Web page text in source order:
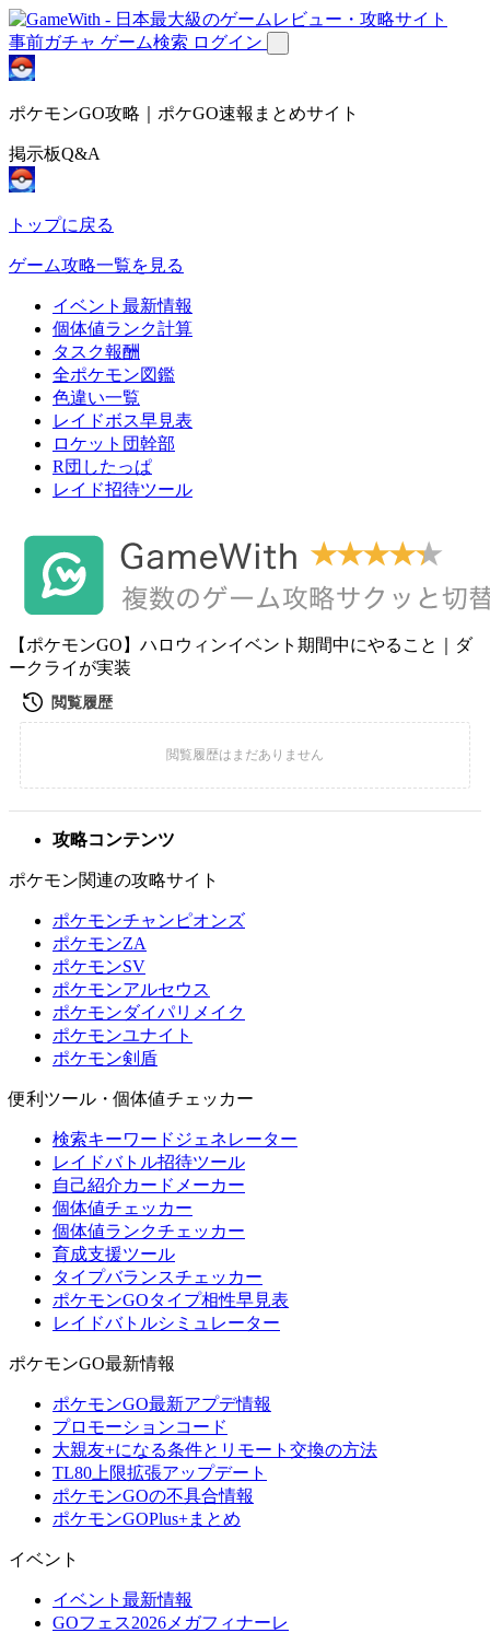
事前ガチャ ゲーム検索 ログイン
ポケモンGO攻略｜ポケGO速報まとめサイト
掲示板Q&A
トップに戻る
ゲーム攻略一覧を見る
イベント最新情報
個体値ランク計算
タスク報酬
全ポケモン図鑑
色違い一覧
レイドボス早見表
ロケット団幹部
R団したっぱ
レイド招待ツール
【ポケモンGO】ハロウィンイベント期間中にやること｜ダ
ークライが実装
攻略コンテンツ
ポケモン関連の攻略サイト
ポケモンチャンピオンズ
ポケモンZA
ポケモンSV
ポケモンアルセウス
ポケモンダイパリメイク
ポケモンユナイト
ポケモン剣盾
便利ツール・個体値チェッカー
検索キーワードジェネレーター
レイドバトル招待ツール
自己紹介カードメーカー
個体値チェッカー
個体値ランクチェッカー
育成支援ツール
タイプバランスチェッカー
ポケモンGOタイプ相性早見表
レイドバトルシミュレーター
ポケモンGO最新情報
ポケモンGO最新アプデ情報
プロモーションコード
大親友+になる条件とリモート交換の方法
TL80上限拡張アップデート
ポケモンGOの不具合情報
ポケモンGOPlus+まとめ
イベント
イベント最新情報
GOフェス2026メガフィナーレ